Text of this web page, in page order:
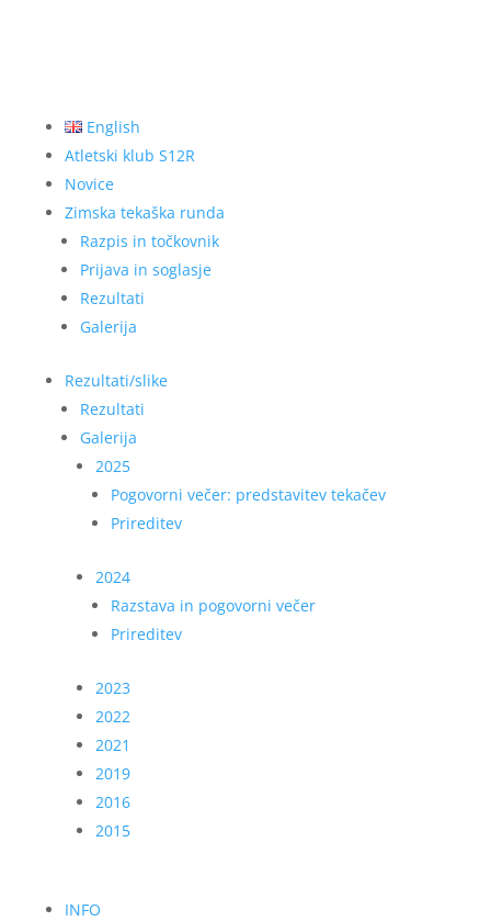
English
Atletski klub S12R
Novice
Zimska tekaška runda
Razpis in točkovnik
Prijava in soglasje
Rezultati
Galerija
Rezultati/slike
Rezultati
Galerija
2025
Pogovorni večer: predstavitev tekačev
Prireditev
2024
Razstava in pogovorni večer
Prireditev
2023
2022
2021
2019
2016
2015
INFO